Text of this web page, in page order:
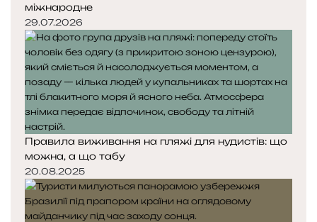
міжнародне
29.07.2026
Правила виживання на пляжі для нудистів: що
можна, а що табу
20.08.2025